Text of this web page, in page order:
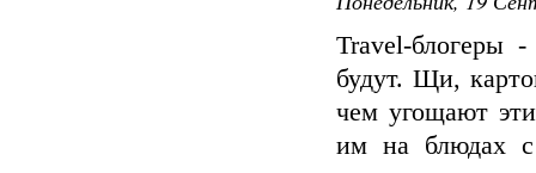
Travel-блогеры
будут. Щи,
чем угощают
им на блюдах с